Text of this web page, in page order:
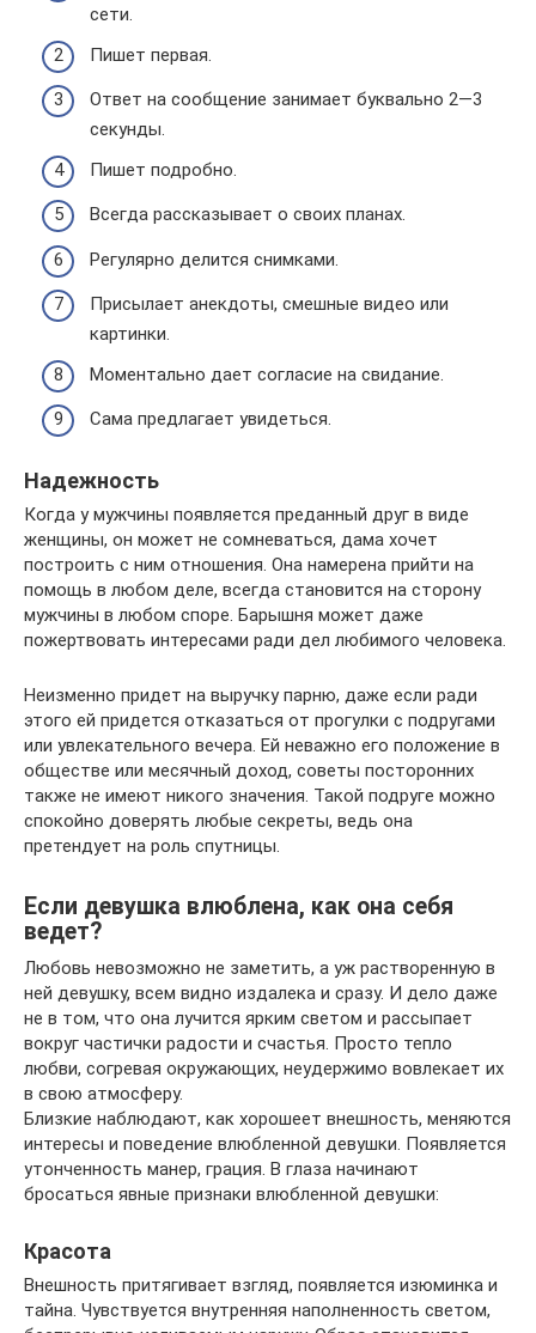
сети.
Пишет первая.
Ответ на сообщение занимает буквально 2—3
секунды.
Пишет подробно.
Всегда рассказывает о своих планах.
Регулярно делится снимками.
Присылает анекдоты, смешные видео или
картинки.
Моментально дает согласие на свидание.
Сама предлагает увидеться.
Надежность
Когда у мужчины появляется преданный друг в виде
женщины, он может не сомневаться, дама хочет
построить с ним отношения. Она намерена прийти на
помощь в любом деле, всегда становится на сторону
мужчины в любом споре. Барышня может даже
пожертвовать интересами ради дел любимого человека.
Неизменно придет на выручку парню, даже если ради
этого ей придется отказаться от прогулки с подругами
или увлекательного вечера. Ей неважно его положение в
обществе или месячный доход, советы посторонних
также не имеют никого значения. Такой подруге можно
спокойно доверять любые секреты, ведь она
претендует на роль спутницы.
Если девушка влюблена, как она себя
ведет?
Любовь невозможно не заметить, а уж растворенную в
ней девушку, всем видно издалека и сразу. И дело даже
не в том, что она лучится ярким светом и рассыпает
вокруг частички радости и счастья. Просто тепло
любви, согревая окружающих, неудержимо вовлекает их
в свою атмосферу.
Близкие наблюдают, как хорошеет внешность, меняются
интересы и поведение влюбленной девушки. Появляется
утонченность манер, грация. В глаза начинают
бросаться явные признаки влюбленной девушки:
Красота
Внешность притягивает взгляд, появляется изюминка и
тайна. Чувствуется внутренняя наполненность светом,